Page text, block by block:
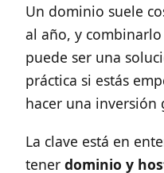
Un dominio suele
al año, y
puede ser una
práctica si estás
hacer una inversión
La clave está en
tener dominio y